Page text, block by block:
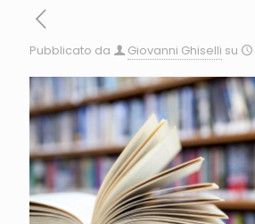
Pubblicato da Giovanni Ghiselli su